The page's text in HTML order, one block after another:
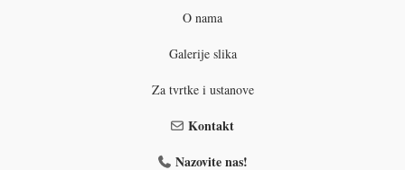
O nama
Galerije slika
Za tvrtke i ustanove
Kontakt
Nazovite nas!